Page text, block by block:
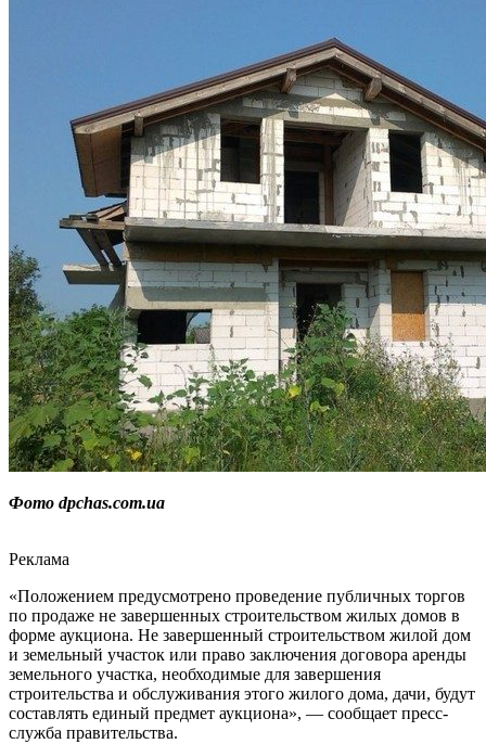
Фото dpchas.com.ua
Реклама
«Положением предусмотрено проведение публичных торгов
по продаже не завершенных строительством жилых домов в
форме аукциона. Не завершенный строительством жилой дом
и земельный участок или право заключения договора аренды
земельного участка, необходимые для завершения
строительства и обслуживания этого жилого дома, дачи, будут
составлять единый предмет аукциона», — сообщает пресс-
служба правительства.